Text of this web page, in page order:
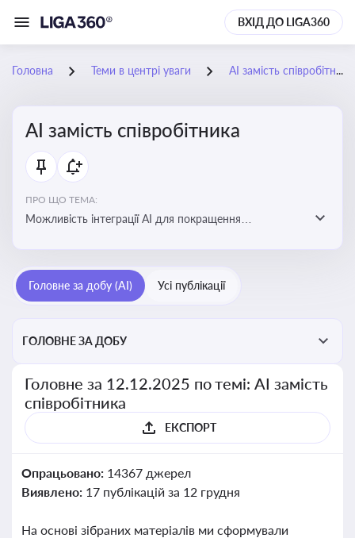
ВХІД ДО LIGA360
Головна Теми в центрі уваги АІ замість співробітника
АІ замість співробітника
ПРО ЩО ТЕМА:
Можливість інтеграції АІ для покращення
Головне за добу (AI) Усі публікації
ГОЛОВНЕ ЗА ДОБУ
Головне за 12.12.2025 по темі: АІ замість
співробітника
ЕКСПОРТ
Опрацьовано: 14367 джерел
Виявлено: 17 публікацій за 12 грудня
На основі зібраних матеріалів ми сформували